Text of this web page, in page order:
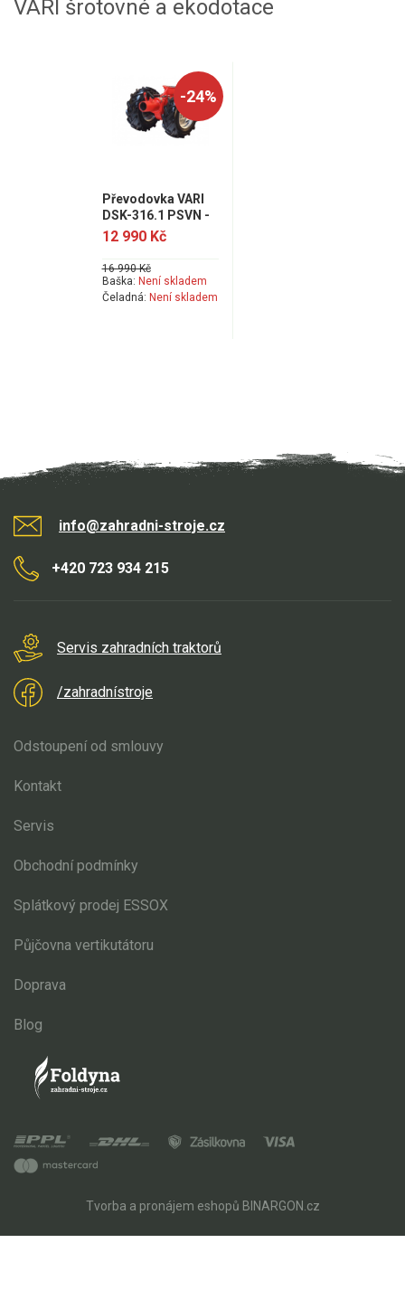
VARI šrotovné a ekodotace
-24%
Převodovka VARI
DSK-316.1 PSVN -
akce šrotovné
12 990 Kč
16 990 Kč
Baška: Není skladem
Čeladná: Není skladem
info@zahradni-stroje.cz
+420 723 934 215
Servis zahradních traktorů
/zahradnístroje
Odstoupení od smlouvy
Kontakt
Servis
Obchodní podmínky
Splátkový prodej ESSOX
Půjčovna vertikutátoru
Doprava
Blog
Tvorba a pronájem eshopů BINARGON.cz